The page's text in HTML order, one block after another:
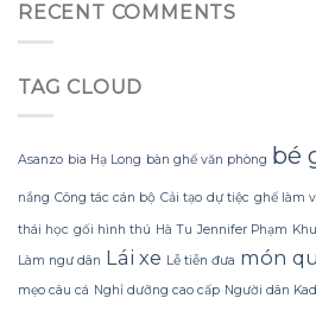
hình
không
lãng
phí
tiền?
Quyết
Sử
dụng
Sữa
Dừa
Tắm
Gội
Gừng
RECENT COMMENTS
TAG CLOUD
Asanzo bia Hạ Long bàn ghế văn phòng bé
nắng Công tác cán bộ Cải tạo dự tiệc ghế làm
thái học gối hình thú Hà Tu Jennifer Phạm
Làm ngư dân Lái xe Lễ tiễn đưa món
mẹo câu cá Nghỉ dưỡng cao cấp Người dân